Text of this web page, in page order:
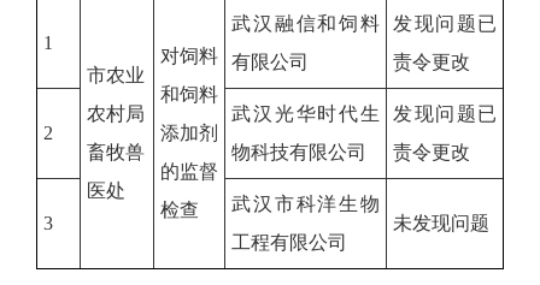
1
市农业
农村局
畜牧兽
医处
对饲料
和饲料
添加剂
的监督
检查
武汉融信和饲料
有限公司
发现问题已
责令更改
2
武汉光华时代生
物科技有限公司
发现问题已
责令更改
3
武汉市科洋生物
工程有限公司
未发现问题